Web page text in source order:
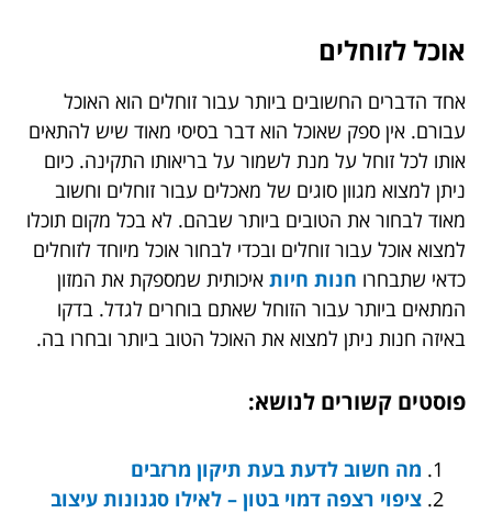
אוכל לזוחלים
אחד הדברים החשובים ביותר עבור זוחלים הוא האוכל
עבורם. אין ספק שאוכל הוא דבר בסיסי מאוד שיש להתאים
אותו לכל זוחל על מנת לשמור על בריאותו התקינה. כיום
ניתן למצוא מגוון סוגים של מאכלים עבור זוחלים וחשוב
מאוד לבחור את הטובים ביותר שבהם. לא בכל מקום תוכלו
למצוא אוכל עבור זוחלים ובכדי לבחור אוכל מיוחד לזוחלים
כדאי שתבחרו חנות חיות איכותית שמספקת את המזון
המתאים ביותר עבור הזוחל שאתם בוחרים לגדל. בדקו
באיזה חנות ניתן למצוא את האוכל הטוב ביותר ובחרו בה.
פוסטים קשורים לנושא:
מה חשוב לדעת בעת תיקון מרזבים
ציפוי רצפה דמוי בטון – לאילו סגנונות עיצוב